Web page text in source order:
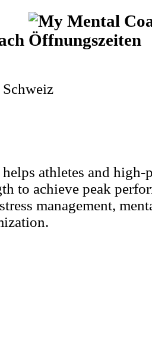
athletes and high-
to achieve peak
management,